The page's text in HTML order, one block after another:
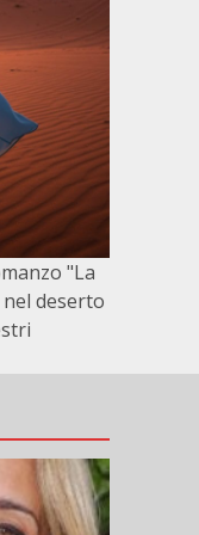
"La
deserto